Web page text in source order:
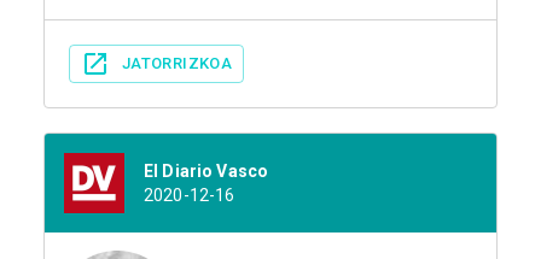
JATORRIZKOA
El Diario Vasco
2020-12-16